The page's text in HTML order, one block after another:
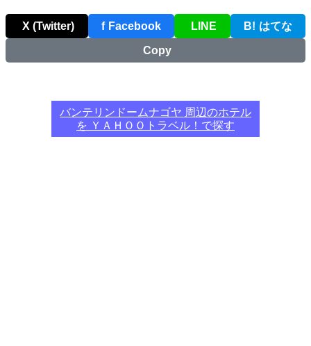
X (Twitter) f Facebook LINE B! はてな
Copy
バンテリンドームナゴヤ 周辺のホテル
を ＹＡＨＯＯトラベル！で探す